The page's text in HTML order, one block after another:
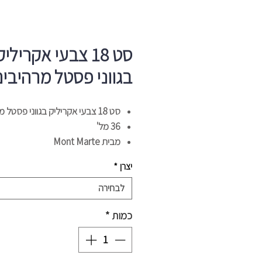
סט 18 צבעי
בגווני פסטל
סט 18 צבעי אקריליק בגווני פסטל מרהיבים
36 מל'
מבית Mont Marte
יצרן *
לבחירה
כמות*